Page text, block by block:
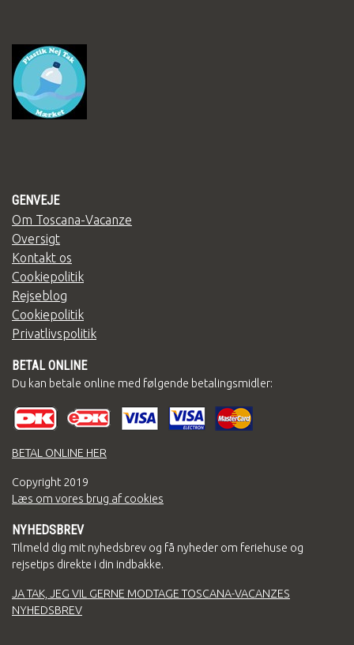
GENVEJE
Om Toscana-Vacanze
Oversigt
Kontakt os
Cookiepolitik
Rejseblog
Cookiepolitik
Privatlivspolitik
BETAL ONLINE
Du kan betale online med følgende betalingsmidler:
BETAL ONLINE HER
Copyright 2019
Læs om vores brug af cookies
NYHEDSBREV
Tilmeld dig mit nyhedsbrev og få nyheder om feriehuse og
rejsetips direkte i din indbakke.
JA TAK, JEG VIL GERNE MODTAGE TOSCANA-VACANZES
NYHEDSBREV